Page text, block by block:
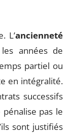
L’ancienneté
années de
partiel ou
en intégralité.
successifs
pas le
sont justifiés